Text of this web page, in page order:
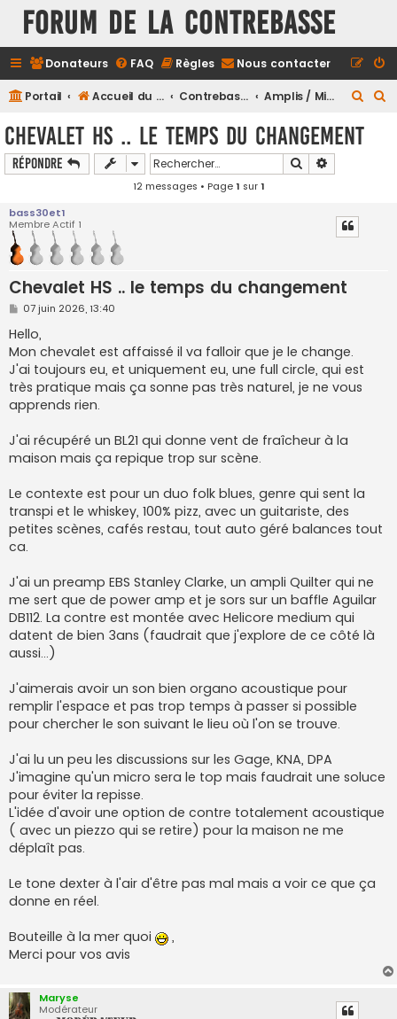
FORUM DE LA CONTREBASSE
Donateurs FAQ Règles Nous contacter
Portail Accueil du forum Contrebasse Amplis / Micros / Pickup
Chevalet HS .. le temps du changement
Répondre Rechercher
12 messages • Page1 sur1
bass30et1
Membre Actif 1
Chevalet HS .. le temps du changement
M
s
s
a
g
e
07 juin 2026, 13:40
Hello,
Mon chevalet est affaissé il va falloir que je le change.
J'ai toujours eu, et uniquement eu, une full circle, qui est
très pratique mais ça sonne pas très naturel, je ne vous
apprends rien.
J'ai récupéré un BL21 qui donne vent de fraîcheur à la
maison mais ça repique trop sur scène.
Le contexte est pour un duo folk blues, genre qui sent la
transpi et le whiskey, 100% pizz, avec un guitariste, des
petites scènes, cafés restau, tout auto géré balances tout
ca.
J'ai un preamp EBS Stanley Clarke, un ampli Quilter qui ne
me sert que de power amp et je sors sur un baffle Aguilar
DB112. La contre est montée avec Helicore medium qui
datent de bien 3ans (faudrait que j'explore de ce côté là
aussi...)
J'aimerais avoir un son bien organo acoustique pour
remplir l'espace et pas trop temps à passer si possible
pour chercher le son suivant le lieu où l'on se trouve.
J'ai lu un peu les discussions sur les Gage, KNA, DPA
J'imagine qu'un micro sera le top mais faudrait une soluce
pour éviter la repisse.
L'idée d'avoir une option de contre totalement acoustique
( avec un piezzo qui se retire) pour la maison ne me
déplaît pas.
Le tone dexter à l'air d'être pas mal mais a voir ce que ça
donne en réel.
Bouteille à la mer quoi
,
Merci pour vos avis
Maryse
Modérateur